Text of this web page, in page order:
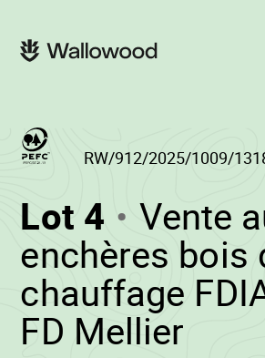
contenu
navigation
principale
Lot 4(RW/
-
Vente
enchères bois
chauffage
FD Mellier
RW/912/2025/1009/
principale